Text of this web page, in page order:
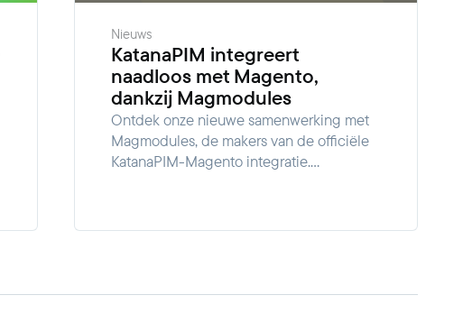
Nieuws
KatanaPIM integreert
naadloos met Magento,
dankzij Magmodules
Ontdek onze nieuwe samenwerking met
Magmodules, de makers van de officiële
KatanaPIM-Magento integratie.